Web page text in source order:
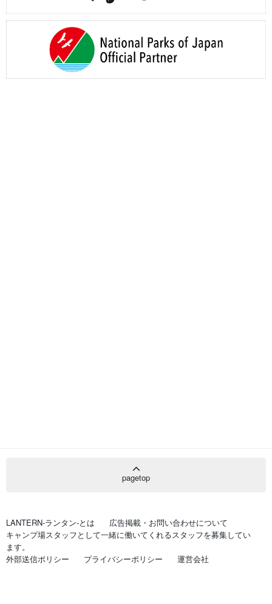
pagetop
LANTERN-ランタン-とは
広告掲載・お問い合わせについて
キャンプ場スタッフとして一緒に働いてくれるスタッフを募集してい
ます。
外部送信ポリシー
プライバシーポリシー 運営会社